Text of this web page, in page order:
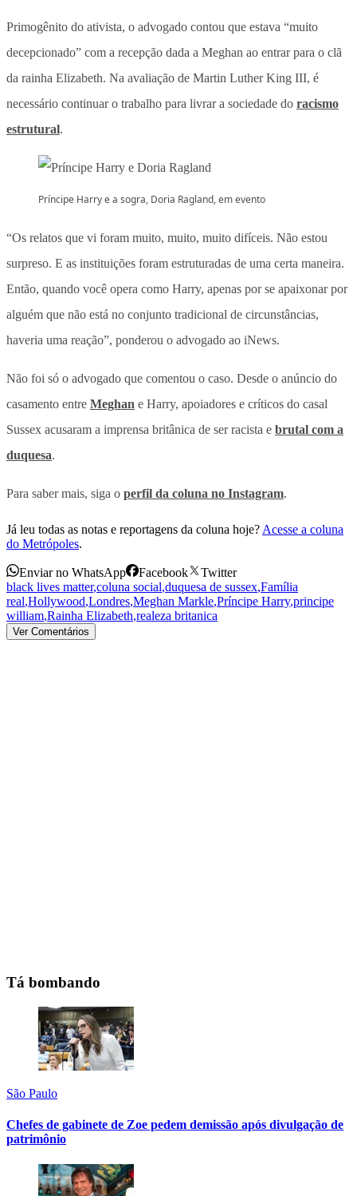
Primogênito do ativista, o advogado contou que estava “muito
decepcionado” com a recepção dada a Meghan ao entrar para o clã
da rainha Elizabeth. Na avaliação de Martin Luther King III, é
necessário continuar o trabalho para livrar a sociedade do racismo
estrutural.
Príncipe Harry e a sogra, Doria Ragland, em evento
“Os relatos que vi foram muito, muito, muito difíceis. Não estou
surpreso. E as instituições foram estruturadas de uma certa maneira.
Então, quando você opera como Harry, apenas por se apaixonar por
alguém que não está no conjunto tradicional de circunstâncias,
haveria uma reação”, ponderou o advogado ao iNews.
Não foi só o advogado que comentou o caso. Desde o anúncio do
casamento entre Meghan e Harry, apoiadores e críticos do casal
Sussex acusaram a imprensa britânica de ser racista e brutal com a
duquesa.
Para saber mais, siga o perfil da coluna no Instagram.
Já leu todas as notas e reportagens da coluna hoje? Acesse a coluna
do Metrópoles.
Enviar no WhatsApp Facebook
Twitter
black lives matter,coluna social,duquesa de sussex,Família
real,Hollywood,Londres,Meghan Markle,Príncipe Harry,principe
william,Rainha Elizabeth,realeza britanica
Ver Comentários
Tá bombando
São Paulo
Chefes de gabinete de Zoe pedem demissão após divulgação de
patrimônio